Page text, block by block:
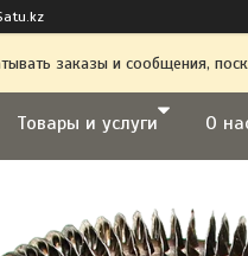
заказы и сообщения,
Товары и услуги О